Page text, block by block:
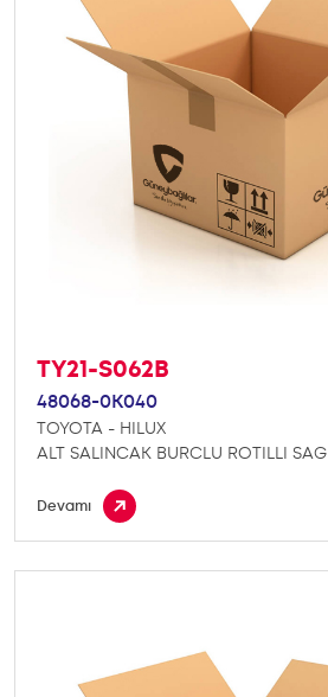
TY21-S062B
48068-0K040
TOYOTA - HILUX
ALT SALINCAK BURCLU ROTILLI SAG
Devamı